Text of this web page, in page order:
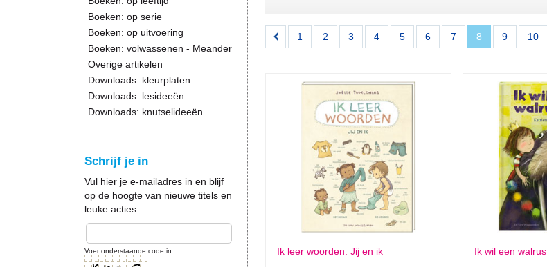
1 2 3 4 5 6 7 8 9 10
Ik leer woorden. Jij en ik
Ik wil een walrus
Boeken: op serie
Boeken: op uitvoering
Boeken: volwassenen - Meander
Overige artikelen
Downloads: kleurplaten
Downloads: lesideeën
Downloads: knutselideeën
Schrijf je in
Vul hier je e-mailadres in en blijf
op de hoogte van nieuwe titels en
leuke acties.
Voer onderstaande code in :